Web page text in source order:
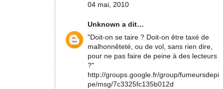
04 mai, 2010
Unknown a dit…
"Doit-on se taire ? Doit-on être taxé de
malhonnêteté, ou de vol, sans rien dire,
pour ne pas faire de peine à des lecteurs
?"
http://groups.google.fr/group/fumeursdepi
pe/msg/7c3325fc135b012d